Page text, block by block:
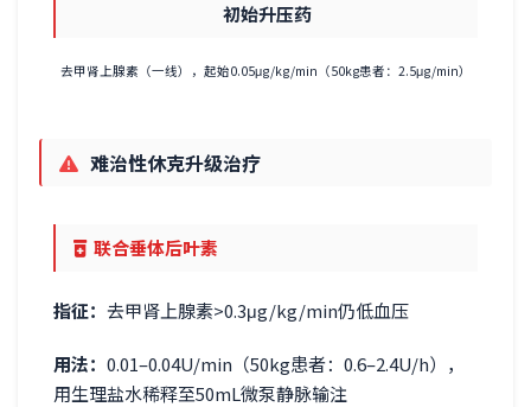
初始升压药
去甲肾上腺素（一线），起始0.05μg/kg/min（50kg患者：2.5μg/min）
难治性休克升级治疗
联合垂体后叶素
指征： 去甲肾上腺素>0.3μg/kg/min仍低血压
用法： 0.01–0.04U/min（50kg患者：0.6–2.4U/h），
用生理盐水稀释至50mL微泵静脉输注